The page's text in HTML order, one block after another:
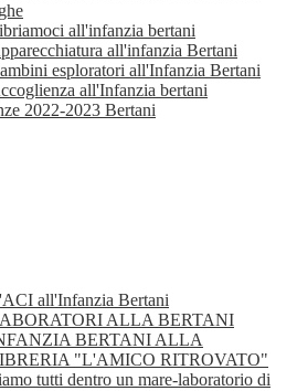
all'infanzia bertani
all'infanzia Bertani
esploratori all'Infanzia Bertani
all'Infanzia bertani
2022-2023 Bertani
all'Infanzia Bertani
ALLA BERTANI
BERTANI ALLA
"L'AMICO RITROVATO"
tutti dentro un mare-laboratorio di